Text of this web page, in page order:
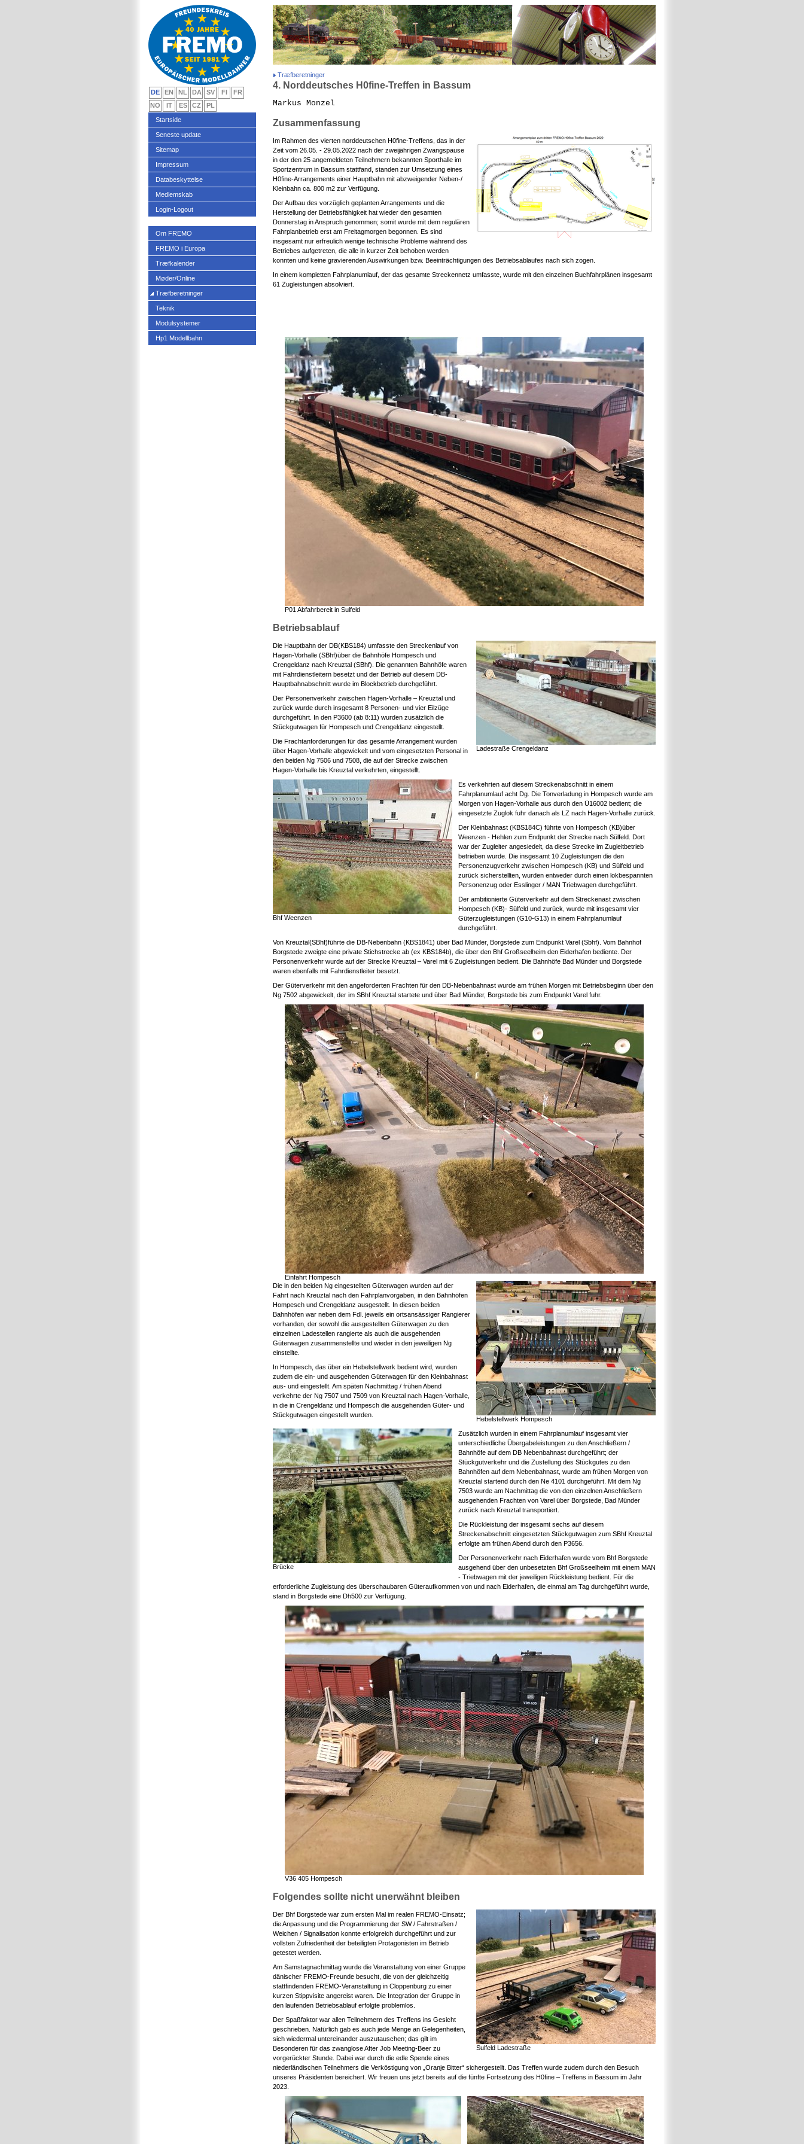
Træfberetninger
4. Norddeutsches H0fine-Treffen in Bassum
Markus Monzel
Zusammenfassung
Im Rahmen des vierten norddeutschen H0fine-Treffens, das in der
Zeit vom 26.05. - 29.05.2022 nach der zweijährigen Zwangspause
in der den 25 angemeldeten Teilnehmern bekannten Sporthalle im
Sportzentrum in Bassum stattfand, standen zur Umsetzung eines
H0fine-Arrangements einer Hauptbahn mit abzweigender Neben-/
Kleinbahn ca. 800 m2 zur Verfügung.
Der Aufbau des vorzüglich geplanten Arrangements und die
Herstellung der Betriebsfähigkeit hat wieder den gesamten
Donnerstag in Anspruch genommen; somit wurde mit dem regulären
Fahrplanbetrieb erst am Freitagmorgen begonnen. Es sind
insgesamt nur erfreulich wenige technische Probleme während des
Betriebes aufgetreten, die alle in kurzer Zeit behoben werden
konnten und keine gravierenden Auswirkungen bzw. Beeinträchtigungen des Betriebsablaufes nach sich zogen.
In einem kompletten Fahrplanumlauf, der das gesamte Streckennetz umfasste, wurde mit den einzelnen Buchfahrplänen insgesamt
61 Zugleistungen absolviert.
P01 Abfahrbereit in Sulfeld
Betriebsablauf
Ladestraße Crengeldanz
Die Hauptbahn der DB(KBS184) umfasste den Streckenlauf von
Hagen-Vorhalle (SBhf)über die Bahnhöfe Hompesch und
Crengeldanz nach Kreuztal (SBhf). Die genannten Bahnhöfe waren
mit Fahrdienstleitern besetzt und der Betrieb auf diesem DB-
Hauptbahnabschnitt wurde im Blockbetrieb durchgeführt.
Der Personenverkehr zwischen Hagen-Vorhalle – Kreuztal und
zurück wurde durch insgesamt 8 Personen- und vier Eilzüge
durchgeführt. In den P3600 (ab 8:11) wurden zusätzlich die
Stückgutwagen für Hompesch und Crengeldanz eingestellt.
Die Frachtanforderungen für das gesamte Arrangement wurden
über Hagen-Vorhalle abgewickelt und vom eingesetzten Personal in
den beiden Ng 7506 und 7508, die auf der Strecke zwischen
Hagen-Vorhalle bis Kreuztal verkehrten, eingestellt.
Bhf Weenzen
Es verkehrten auf diesem Streckenabschnitt in einem
Fahrplanumlauf acht Dg. Die Tonverladung in Hompesch wurde am
Morgen von Hagen-Vorhalle aus durch den Ü16002 bedient; die
eingesetzte Zuglok fuhr danach als LZ nach Hagen-Vorhalle zurück.
Der Kleinbahnast (KBS184C) führte von Hompesch (KB)über
Weenzen - Hehlen zum Endpunkt der Strecke nach Sülfeld. Dort
war der Zugleiter angesiedelt, da diese Strecke im Zugleitbetrieb
betrieben wurde. Die insgesamt 10 Zugleistungen die den
Personenzugverkehr zwischen Hompesch (KB) und Sülfeld und
zurück sicherstellten, wurden entweder durch einen lokbespannten
Personenzug oder Esslinger / MAN Triebwagen durchgeführt.
Der ambitionierte Güterverkehr auf dem Streckenast zwischen
Hompesch (KB)- Sülfeld und zurück, wurde mit insgesamt vier
Güterzugleistungen (G10-G13) in einem Fahrplanumlauf
durchgeführt.
Von Kreuztal(SBhf)führte die DB-Nebenbahn (KBS1841) über Bad Münder, Borgstede zum Endpunkt Varel (Sbhf). Vom Bahnhof
Borgstede zweigte eine private Stichstrecke ab (ex KBS184b), die über den Bhf Großseelheim den Eiderhafen bediente. Der
Personenverkehr wurde auf der Strecke Kreuztal – Varel mit 6 Zugleistungen bedient. Die Bahnhöfe Bad Münder und Borgstede
waren ebenfalls mit Fahrdienstleiter besetzt.
Der Güterverkehr mit den angeforderten Frachten für den DB-Nebenbahnast wurde am frühen Morgen mit Betriebsbeginn über den
Ng 7502 abgewickelt, der im SBhf Kreuztal startete und über Bad Münder, Borgstede bis zum Endpunkt Varel fuhr.
Einfahrt Hompesch
Hebelstellwerk Hompesch
Die in den beiden Ng eingestellten Güterwagen wurden auf der
Fahrt nach Kreuztal nach den Fahrplanvorgaben, in den Bahnhöfen
Hompesch und Crengeldanz ausgestellt. In diesen beiden
Bahnhöfen war neben dem Fdl. jeweils ein ortsansässiger Rangierer
vorhanden, der sowohl die ausgestellten Güterwagen zu den
einzelnen Ladestellen rangierte als auch die ausgehenden
Güterwagen zusammenstellte und wieder in den jeweiligen Ng
einstellte.
In Hompesch, das über ein Hebelstellwerk bedient wird, wurden
zudem die ein- und ausgehenden Güterwagen für den Kleinbahnast
aus- und eingestellt. Am späten Nachmittag / frühen Abend
verkehrte der Ng 7507 und 7509 von Kreuztal nach Hagen-Vorhalle,
in die in Crengeldanz und Hompesch die ausgehenden Güter- und
Stückgutwagen eingestellt wurden.
Brücke
Zusätzlich wurden in einem Fahrplanumlauf insgesamt vier
unterschiedliche Übergabeleistungen zu den Anschließern /
Bahnhöfe auf dem DB Nebenbahnast durchgeführt; der
Stückgutverkehr und die Zustellung des Stückgutes zu den
Bahnhöfen auf dem Nebenbahnast, wurde am frühen Morgen von
Kreuztal startend durch den Ne 4101 durchgeführt. Mit dem Ng
7503 wurde am Nachmittag die von den einzelnen Anschließern
ausgehenden Frachten von Varel über Borgstede, Bad Münder
zurück nach Kreuztal transportiert.
Die Rückleistung der insgesamt sechs auf diesem
Streckenabschnitt eingesetzten Stückgutwagen zum SBhf Kreuztal
erfolgte am frühen Abend durch den P3656.
Der Personenverkehr nach Eiderhafen wurde vom Bhf Borgstede
ausgehend über den unbesetzten Bhf Großseelheim mit einem MAN
- Triebwagen mit der jeweiligen Rückleistung bedient. Für die
erforderliche Zugleistung des überschaubaren Güteraufkommen von und nach Eiderhafen, die einmal am Tag durchgeführt wurde,
stand in Borgstede eine Dh500 zur Verfügung.
V36 405 Hompesch
Folgendes sollte nicht unerwähnt bleiben
Sulfeld Ladestraße
Der Bhf Borgstede war zum ersten Mal im realen FREMO-Einsatz;
die Anpassung und die Programmierung der SW / Fahrstraßen /
Weichen / Signalisation konnte erfolgreich durchgeführt und zur
vollsten Zufriedenheit der beteiligten Protagonisten im Betrieb
getestet werden.
Am Samstagnachmittag wurde die Veranstaltung von einer Gruppe
dänischer FREMO-Freunde besucht, die von der gleichzeitig
stattfindenden FREMO-Veranstaltung in Cloppenburg zu einer
kurzen Stippvisite angereist waren. Die Integration der Gruppe in
den laufenden Betriebsablauf erfolgte problemlos.
Der Spaßfaktor war allen Teilnehmern des Treffens ins Gesicht
geschrieben. Natürlich gab es auch jede Menge an Gelegenheiten,
sich wiedermal untereinander auszutauschen; das gilt im
Besonderen für das zwanglose After Job Meeting-Beer zu
vorgerückter Stunde. Dabei war durch die edle Spende eines
niederländischen Teilnehmers die Verköstigung von „Oranje Bitter“ sichergestellt. Das Treffen wurde zudem durch den Besuch
unseres Präsidenten bereichert. Wir freuen uns jetzt bereits auf die fünfte Fortsetzung des H0fine – Treffens in Bassum im Jahr
2023.
DE EN NL DA SV FI
FR
NO
IT ES CZ
PL
Startside
Seneste update
Sitemap
Impressum
Databeskyttelse
Medlemskab
Login-Logout
Om FREMO
FREMO i Europa
Træfkalender
Møder/Online
Træfberetninger
Teknik
Modulsystemer
Hp1 Modellbahn